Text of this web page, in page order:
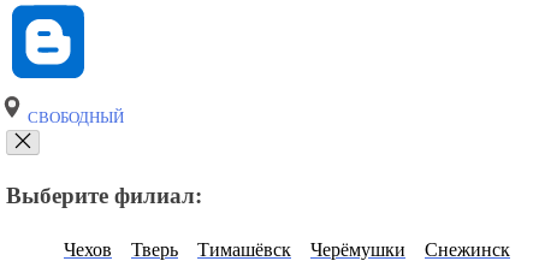
СВОБОДНЫЙ
Выберите филиал:
Чехов Тверь Тимашёвск Черёмушки
Снежинск